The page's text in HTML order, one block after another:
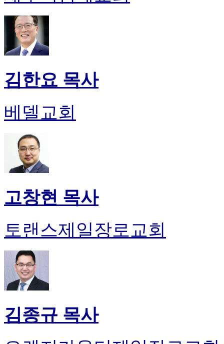
김한요 목사
베델교회
고창현 목사
토랜스제일장로교회
김종규 목사